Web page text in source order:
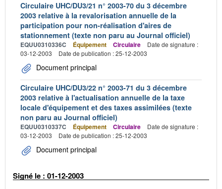
Circulaire UHC/DU3/21 n° 2003-70 du 3 décembre
2003 relative à la revalorisation annuelle de la
participation pour non-réalisation d'aires de
stationnement (texte non paru au Journal officiel)
EQUU0310336C Équipement Circulaire
Date de signature :
03-12-2003
Date de publication : 25-12-2003
Document principal
Circulaire UHC/DU3/22 n° 2003-71 du 3 décembre
2003 relative à l'actualisation annuelle de la taxe
locale d'équipement et des taxes assimilées (texte
non paru au Journal officiel)
EQUU0310337C Équipement Circulaire
Date de signature :
03-12-2003
Date de publication : 25-12-2003
Document principal
Signé le : 01-12-2003